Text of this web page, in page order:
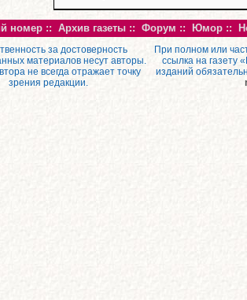
номер :: Архив газеты :: Форум :: Юмор ::
за достоверность
материалов несут авторы.
не всегда отражает точку
зрения редакции.
При полном или
ссылка на газету
изданий